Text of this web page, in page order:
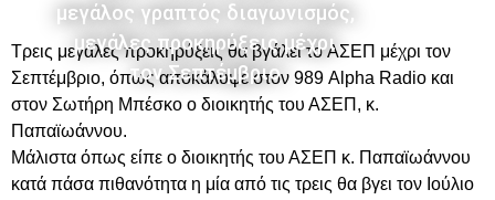
μεγάλος γραπτός διαγωνισμός,
μεγάλες προκηρύξεις μέχρι
τον Σεπτέμβριο
Τρεις μεγάλες προκηρύξεις θα βγάλει το ΑΣΕΠ μέχρι τον
Σεπτέμβριο, όπως αποκάλυψε στον 989 Alpha Radio και
στον Σωτήρη Μπέσκο ο διοικητής του ΑΣΕΠ, κ.
Παπαϊωάννου.
Μάλιστα όπως είπε ο διοικητής του ΑΣΕΠ κ. Παπαϊωάννου
κατά πάσα πιθανότητα η μία από τις τρεις θα βγει τον Ιούλιο